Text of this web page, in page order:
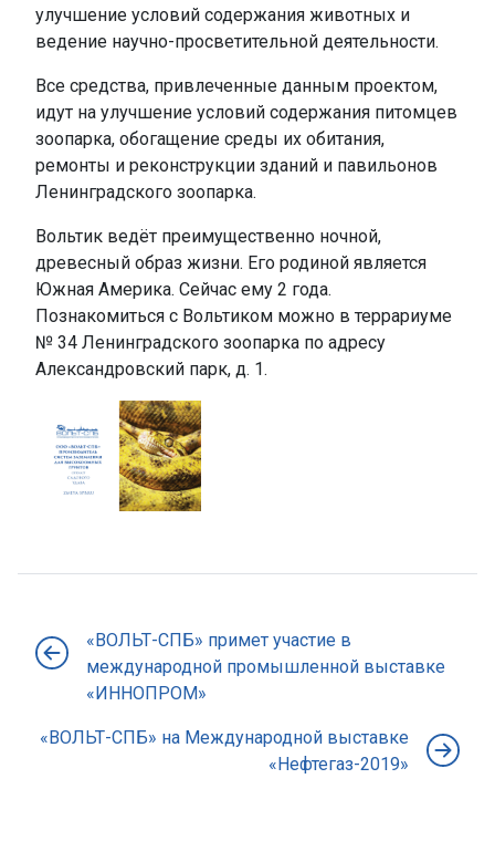
улучшение условий содержания животных и
ведение научно-просветительной деятельности.
Все средства, привлеченные данным проектом,
идут на улучшение условий содержания питомцев
зоопарка, обогащение среды их обитания,
ремонты и реконструкции зданий и павильонов
Ленинградского зоопарка.
Вольтик ведёт преимущественно ночной,
древесный образ жизни. Его родиной является
Южная Америка. Сейчас ему 2 года.
Познакомиться с Вольтиком можно в террариуме
№ 34 Ленинградского зоопарка по адресу
Александровский парк, д. 1.
«ВОЛЬТ-СПБ» примет участие в
международной промышленной выставке
«ИННОПРОМ»
«ВОЛЬТ-СПБ» на Международной выставке
«Нефтегаз-2019»